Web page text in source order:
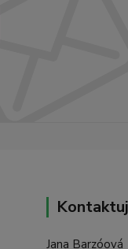
Jana Barzóová